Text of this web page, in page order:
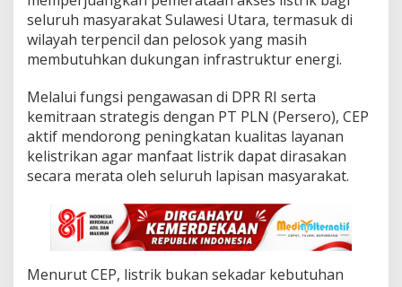
g
a
P
e
o
s
o
k
S
u
a
w
e
s
i
seluruh masyarakat Sulawesi Utara, termasuk di
wilayah terpencil dan pelosok yang masih
membutuhkan dukungan infrastruktur energi.
Melalui fungsi pengawasan di DPR RI serta
kemitraan strategis dengan PT PLN (Persero), CEP
aktif mendorong peningkatan kualitas layanan
kelistrikan agar manfaat listrik dapat dirasakan
secara merata oleh seluruh lapisan masyarakat.
Menurut CEP, listrik bukan sekadar kebutuhan